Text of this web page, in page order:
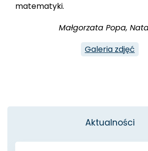
matematyki.
Małgorzata Popa,
Galeria zdjęć
Aktualności